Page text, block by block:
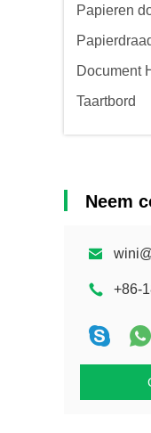
Papieren
Document
Taartbord
Neem
+86-